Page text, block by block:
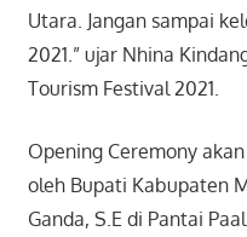
Utara. Jangan sampai
2021.” ujar Nhina
Tourism Festival 2021.
Opening Ceremony
oleh Bupati Kabupaten
Ganda, S.E di Pantai